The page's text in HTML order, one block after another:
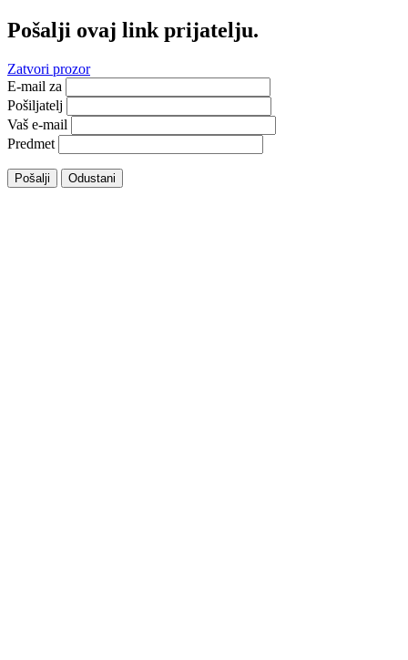
Pošalji ovaj link prijatelju.
Zatvori prozor
E-mail za
Pošiljatelj
Vaš e-mail
Predmet
Pošalji Odustani